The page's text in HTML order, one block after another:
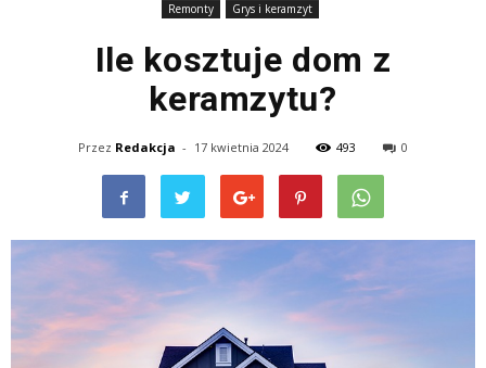
Remonty Grys i keramzyt
Ile kosztuje dom z
keramzytu?
Przez Redakcja - 17 kwietnia 2024 493 0